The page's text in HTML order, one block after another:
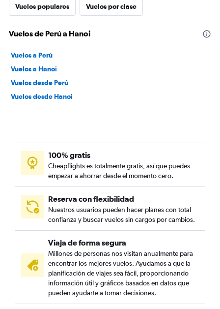
Vuelos populares Vuelos por clase
Vuelos de Perú a Hanoi
Vuelos a Perú
Vuelos a Hanoi
Vuelos desde Perú
Vuelos desde Hanoi
100% gratis
Cheapflights es totalmente gratis, así que puedes
empezar a ahorrar desde el momento cero.
Reserva con flexibilidad
Nuestros usuarios pueden hacer planes con total
confianza y buscar vuelos sin cargos por cambios.
Viaja de forma segura
Millones de personas nos visitan anualmente para
encontrar los mejores vuelos. Ayudamos a que la
planificación de viajes sea fácil, proporcionando
información útil y gráficos basados en datos que
pueden ayudarte a tomar decisiones.